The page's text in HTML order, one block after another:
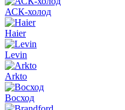
АСК-холод
Haier
Levin
Arkto
Восход